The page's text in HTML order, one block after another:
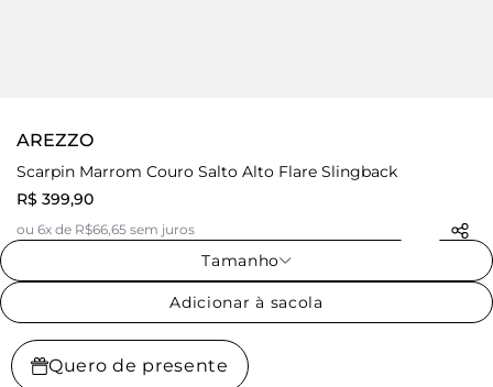
AREZZO
Scarpin Marrom Couro Salto Alto Flare Slingback
R$ 399,90
ou 6x de R$66,65 sem juros
Tamanho
Adicionar à sacola
Quero de presente